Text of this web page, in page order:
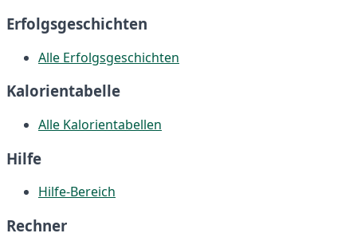
Erfolgsgeschichten
Alle Erfolgsgeschichten
Kalorientabelle
Alle Kalorientabellen
Hilfe
Hilfe-Bereich
Rechner